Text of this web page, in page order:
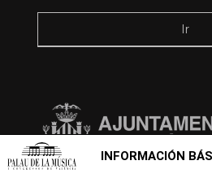
Ir
INFORMACIÓN